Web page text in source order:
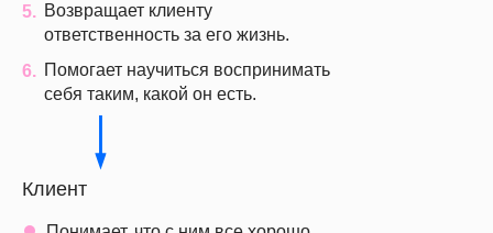
Возвращает клиенту
ответственность за его жизнь.
5.
Помогает научиться воспринимать
себя таким, какой он есть.
6.
Клиент